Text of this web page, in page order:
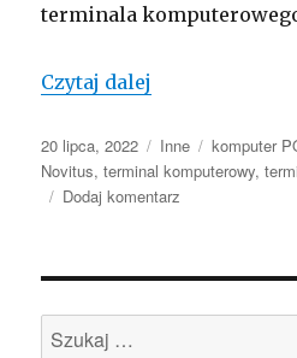
terminala
Czytaj dalej
Opublikowano
20 lipca, 2022 Kategorie
Inne Tagi
komputer
Novitus,terminal komputerowy,
Dodaj komentarz
od
–
Szukaj: